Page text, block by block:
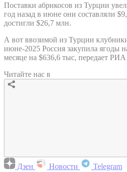
Поставки абрикосов из Турции
год назад в июне они составляли
достигли $26,7 млн.
А вот ввозимой из Турции
июне-2025 Россия закупила ягоды
месяце на $636,6 тыс, передает
Читайте нас в
Дзен Новости Telegram